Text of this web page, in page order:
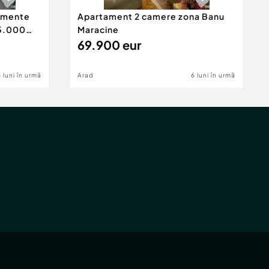
luni în urmă
Apartament 2 camere zona Banu
Maracine
69.900 eur
Arad 6 luni în urmă